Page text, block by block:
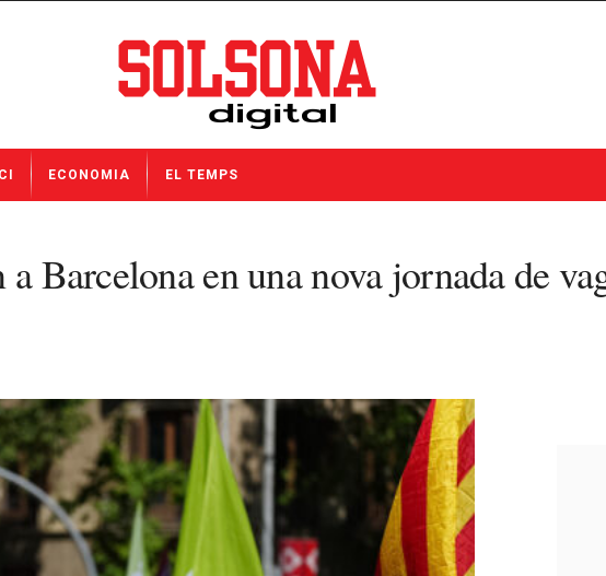
ECONOMIA EL TEMPS
Barcelona en una nova jornada de